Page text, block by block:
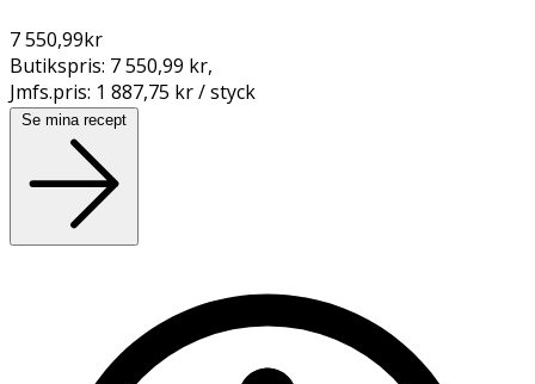
7 550,99kr
Butikspris: 7 550,99 kr,
Jmfs.pris: 1 887,75 kr / styck
Se mina recept